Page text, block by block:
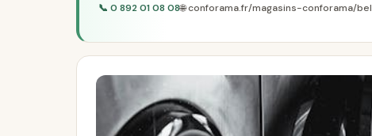
📞 0 892 01 08 08🌐 conforama.fr/magasins-conforama/bel